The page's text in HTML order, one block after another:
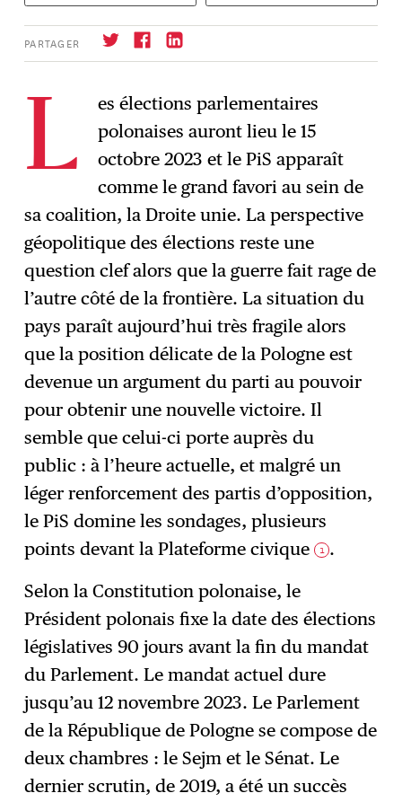
PARTAGER
S'abonner
L
es élections parlementaires
polonaises auront lieu le 15
octobre 2023 et le PiS apparaît
comme le grand favori au sein de
sa coalition, la Droite unie. La perspective
géopolitique des élections reste une
question clef alors que la guerre fait rage de
l’autre côté de la frontière. La situation du
pays paraît aujourd’hui très fragile alors
que la position délicate de la Pologne est
devenue un argument du parti au pouvoir
pour obtenir une nouvelle victoire. Il
semble que celui-ci porte auprès du
public : à l’heure actuelle, et malgré un
léger renforcement des partis d’opposition,
le PiS domine les sondages, plusieurs
points devant la Plateforme civique 1 .
Selon la Constitution polonaise, le
Président polonais fixe la date des élections
législatives 90 jours avant la fin du mandat
du Parlement. Le mandat actuel dure
jusqu’au 12 novembre 2023. Le Parlement
de la République de Pologne se compose de
deux chambres : le Sejm et le Sénat. Le
dernier scrutin, de 2019, a été un succès